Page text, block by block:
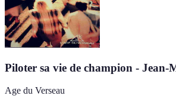
Piloter sa vie de champion - Jean-
Age du Verseau